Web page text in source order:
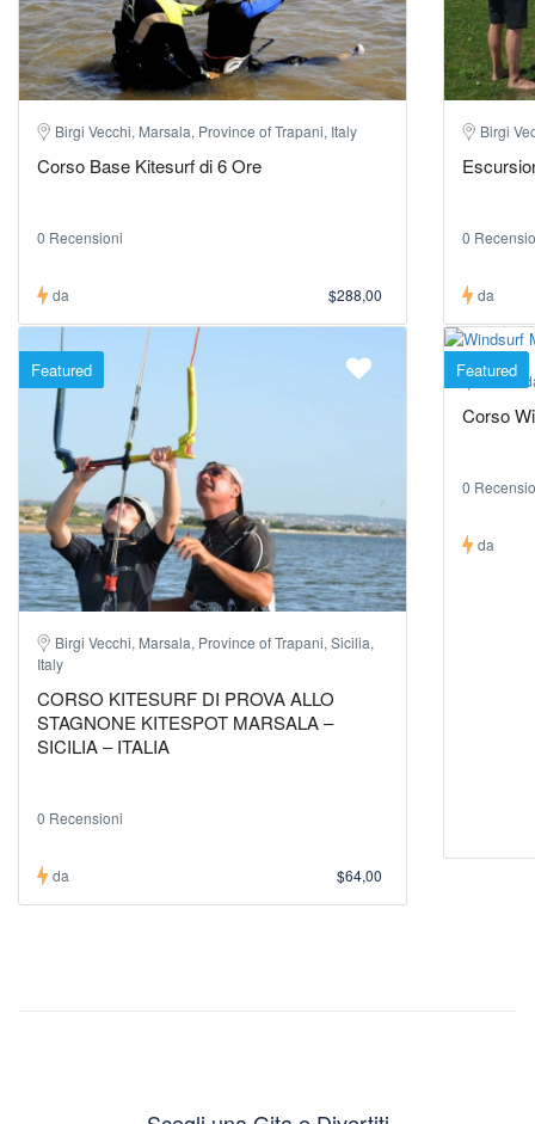
Birgi Vecchi, Marsala, Province of Trapani, Italy
Corso Base Kitesurf di 6 Ore
0 Recensioni
da $288,00
Birgi
0
da
Featured
Birgi Vecchi, Marsala, Province of Trapani, Sicilia,
Italy
CORSO KITESURF DI PROVA ALLO
STAGNONE KITESPOT MARSALA –
SICILIA – ITALIA
0 Recensioni
da $64,00
Featured
Corso
0
da